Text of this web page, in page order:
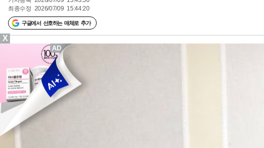
최종수정 2026/07/09 15:44:20
구글에서 선호하는 매체로 추가
X